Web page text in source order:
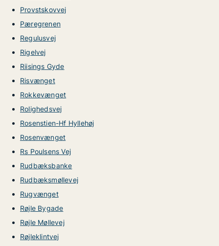
Provstskovvej
Pæregrenen
Regulusvej
Rigelvej
Riisings Gyde
Risvænget
Rokkevænget
Rolighedsvej
Rosenstien-Hf Hyllehøj
Rosenvænget
Rs Poulsens Vej
Rudbæksbanke
Rudbæksmøllevej
Rugvænget
Røjle Bygade
Røjle Møllevej
Røjleklintvej